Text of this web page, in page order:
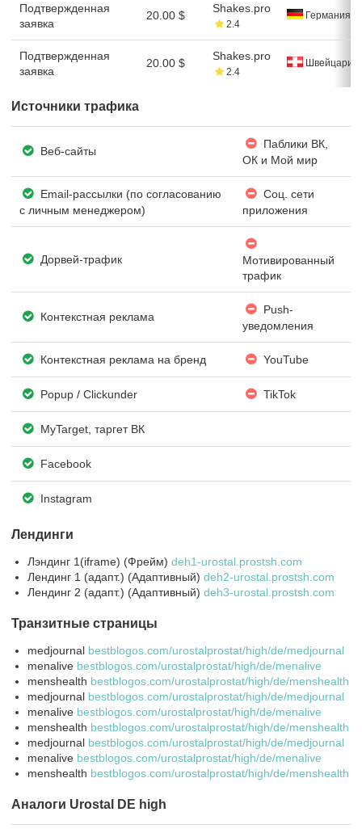
Подтвержденная
заявка
20.00 $
Shakes.pro
2.4
Германия
Подтвержденная
заявка
20.00 $
Shakes.pro
2.4
Швейцария
Источники трафика
Веб-сайты
Паблики ВК,
ОК и Мой мир
Email-рассылки (по согласованию
с личным менеджером)
Соц. сети
приложения
Дорвей-трафик
Мотивированный
трафик
Контекстная реклама
Push-
уведомления
Контекстная реклама на бренд YouTube
Popup / Clickunder TikTok
MyTarget, таргет ВК
Facebook
Instagram
Лендинги
Лэндинг 1(iframe) (Фрейм) deh1-urostal.prostsh.com
Лендинг 1 (адапт.) (Адаптивный) deh2-urostal.prostsh.com
Лендинг 2 (адапт.) (Адаптивный) deh3-urostal.prostsh.com
Транзитные страницы
medjournal bestblogos.com/urostalprostat/high/de/medjournal
menalive bestblogos.com/urostalprostat/high/de/menalive
menshealth bestblogos.com/urostalprostat/high/de/menshealth
medjournal bestblogos.com/urostalprostat/high/de/medjournal
menalive bestblogos.com/urostalprostat/high/de/menalive
menshealth bestblogos.com/urostalprostat/high/de/menshealth
medjournal bestblogos.com/urostalprostat/high/de/medjournal
menalive bestblogos.com/urostalprostat/high/de/menalive
menshealth bestblogos.com/urostalprostat/high/de/menshealth
Аналоги Urostal DE high